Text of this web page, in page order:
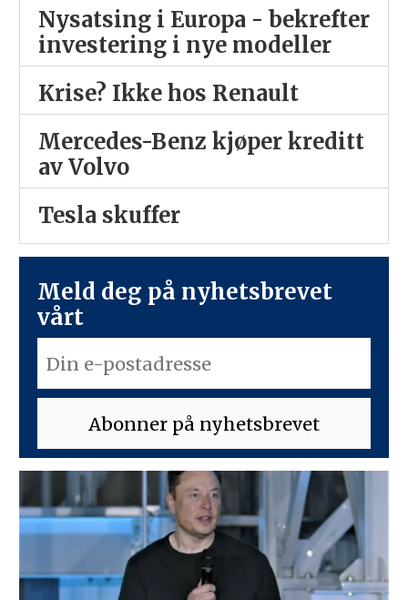
Nysatsing i Europa - bekrefter
investering i nye modeller
Krise? Ikke hos Renault
Mercedes-Benz kjøper kreditt
av Volvo
Tesla skuffer
Meld deg på nyhetsbrevet
vårt